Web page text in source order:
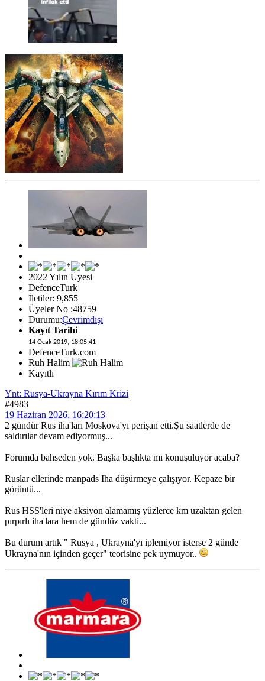
2022 Yılın Üyesi
DefenceTurk
İletiler: 9,855
Üyeler No :48759
Durumu:Çevrimdışı
Kayıt Tarihi
14 Ocak 2019, 18:05:41
DefenceTurk.com
Ruh Halim
Kayıtlı
Ynt: Rusya-Ukrayna Kırım Krizi
#4983
19 Haziran 2026, 16:20:13
2 gündür Rus iha'ları Moskova'yı perişan etti.Şu saatlerde de
saldırılar devam ediyormuş...
Forumda bahseden yok. Başka başlıkta mı konuşuluyor acaba?
Ruslar ellerinde manpads Iha düşürmeye çalışıyor. Kepaze bir
görüntü...
Rus HSS'leri niye aksiyon alamamış yüzlerce km uzaktan gelen
pırpırlı iha'lara hem de gündüz vakti...
Bu durum artık " Rusya , Ukrayna'yı iplemiyor isterse 2 günde
Ukrayna'nın içinden geçer" teorisine pek uymuyor..